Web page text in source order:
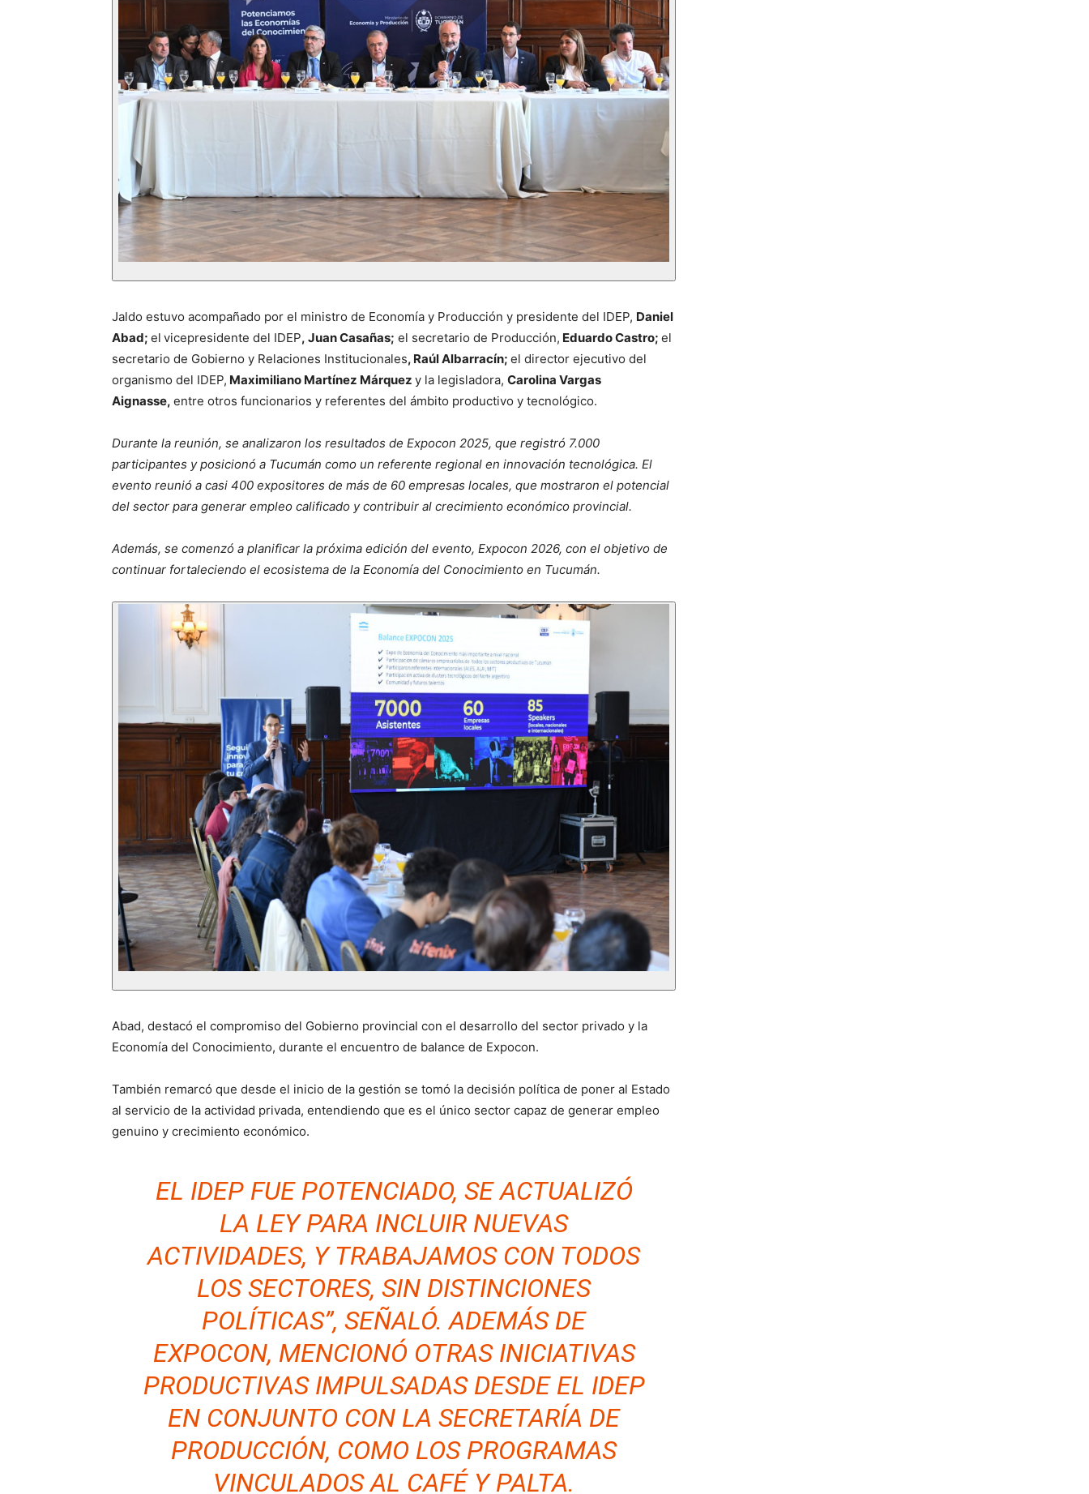
Jaldo estuvo acompañado por el ministro de Economía y Producción y presidente del IDEP, Daniel
Abad; el vicepresidente del IDEP, Juan Casañas; el secretario de Producción, Eduardo Castro; el
secretario de Gobierno y Relaciones Institucionales, Raúl Albarracín; el director ejecutivo del
organismo del IDEP, Maximiliano Martínez Márquez y la legisladora, Carolina Vargas
Aignasse, entre otros funcionarios y referentes del ámbito productivo y tecnológico.
Durante la reunión, se analizaron los resultados de Expocon 2025, que registró 7.000
participantes y posicionó a Tucumán como un referente regional en innovación tecnológica. El
evento reunió a casi 400 expositores de más de 60 empresas locales, que mostraron el potencial
del sector para generar empleo calificado y contribuir al crecimiento económico provincial.
Además, se comenzó a planificar la próxima edición del evento, Expocon 2026, con el objetivo de
continuar fortaleciendo el ecosistema de la Economía del Conocimiento en Tucumán.
Abad, destacó el compromiso del Gobierno provincial con el desarrollo del sector privado y la
Economía del Conocimiento, durante el encuentro de balance de Expocon.
También remarcó que desde el inicio de la gestión se tomó la decisión política de poner al Estado
al servicio de la actividad privada, entendiendo que es el único sector capaz de generar empleo
genuino y crecimiento económico.
EL IDEP FUE POTENCIADO, SE ACTUALIZÓ
LA LEY PARA INCLUIR NUEVAS
ACTIVIDADES, Y TRABAJAMOS CON TODOS
LOS SECTORES, SIN DISTINCIONES
POLÍTICAS”, SEÑALÓ. ADEMÁS DE
EXPOCON, MENCIONÓ OTRAS INICIATIVAS
PRODUCTIVAS IMPULSADAS DESDE EL IDEP
EN CONJUNTO CON LA SECRETARÍA DE
PRODUCCIÓN, COMO LOS PROGRAMAS
VINCULADOS AL CAFÉ Y PALTA.